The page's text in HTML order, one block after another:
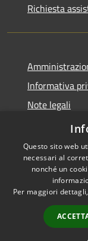
Richiesta
Informativa
Note legali
Dichiarazione
Accessibilità
Questo sito web
necessari al
nonché un
Per maggiori